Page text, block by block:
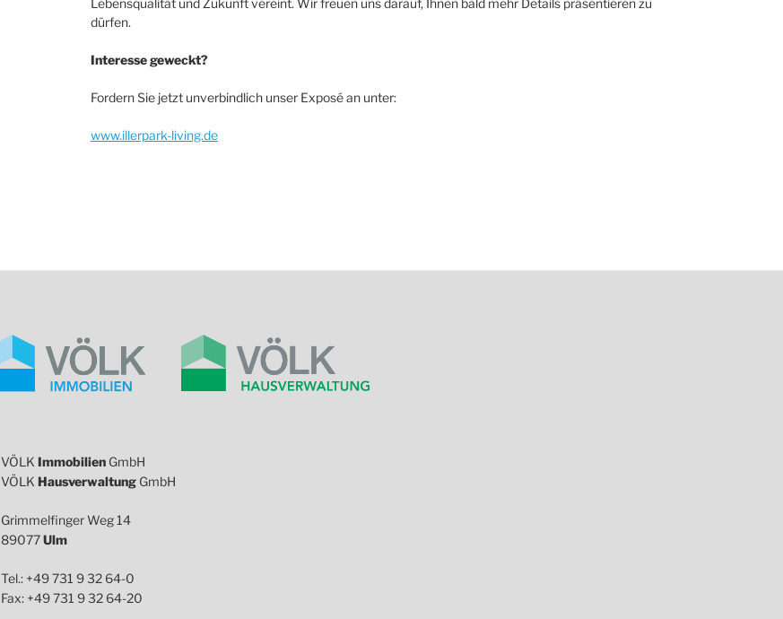
Lebensqualität und Zukunft vereint. Wir freuen uns darauf, Ihnen bald mehr Details präsentieren zu
dürfen.
Interesse geweckt?
Fordern Sie jetzt unverbindlich unser Exposé an unter:
www.illerpark-living.de
VÖLK Immobilien GmbH
VÖLK Hausverwaltung GmbH
Grimmelfinger Weg 14
89077Ulm
Tel.: +49 731 9 32 64-0
Fax: +49 731 9 32 64-20